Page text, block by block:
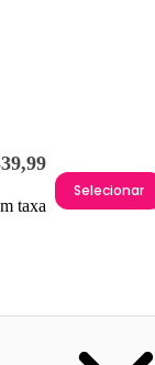
taxa
Selecionar